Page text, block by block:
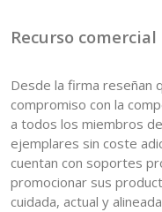
Recurso
Desde la firma reseñan
compromiso con la
a todos los miembros
ejemplares sin coste
cuentan con soportes
promocionar sus
cuidada, actual y